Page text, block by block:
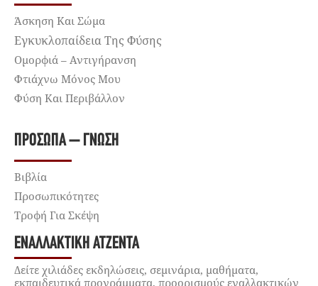
Άσκηση Και Σώμα
Εγκυκλοπαίδεια Της Φύσης
Ομορφιά – Αντιγήρανση
Φτιάχνω Μόνος Μου
Φύση Και Περιβάλλον
ΠΡΌΣΩΠΑ – ΓΝΏΣΗ
Βιβλία
Προσωπικότητες
Τροφή Για Σκέψη
ΕΝΑΛΛΑΚΤΙΚΉ ΑΤΖΈΝΤΑ
Δείτε χιλιάδες εκδηλώσεις, σεμινάρια, μαθήματα,
εκπαιδευτικά προγράμματα, προορισμούς εναλλακτικών